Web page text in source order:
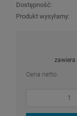
Dostępność:
Produkt wysyłamy:
zawiera
Cena netto: